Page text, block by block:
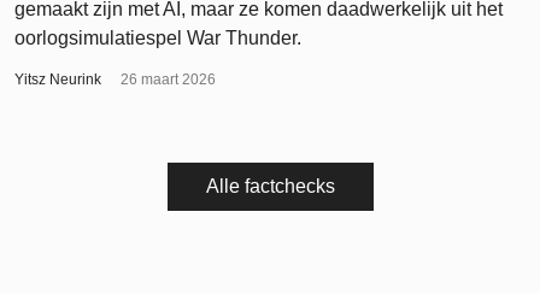
gemaakt zijn met AI, maar ze komen daadwerkelijk uit het
oorlogsimulatiespel War Thunder.
Yitsz Neurink 26 maart 2026
Alle factchecks